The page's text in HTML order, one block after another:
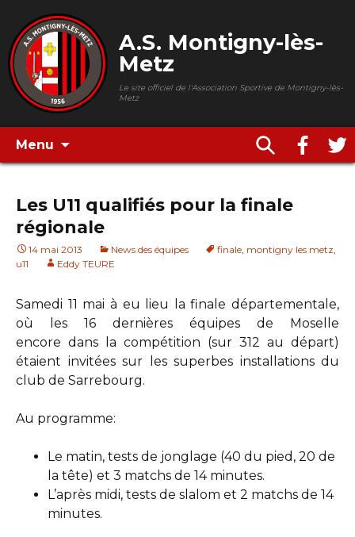
A.S. Montigny-lès-
Metz
Le site officiel de l'Association Sportive de Montigny-lès-
Metz
Menu
Les U11 qualifiés pour la finale
régionale
14 mai 2013 News des équipes finale, montigny les metz,
u11
Eddy TEURE
Samedi 11 mai à eu lieu la finale départementale,
où les 16 dernières équipes de Moselle
encore dans la compétition (sur 312 au départ)
étaient invitées sur les superbes installations du
club de Sarrebourg.
Au programme:
Le matin, tests de jonglage (40 du pied, 20 de
la tête) et 3 matchs de 14 minutes.
L’après midi, tests de slalom et 2 matchs de 14
minutes.